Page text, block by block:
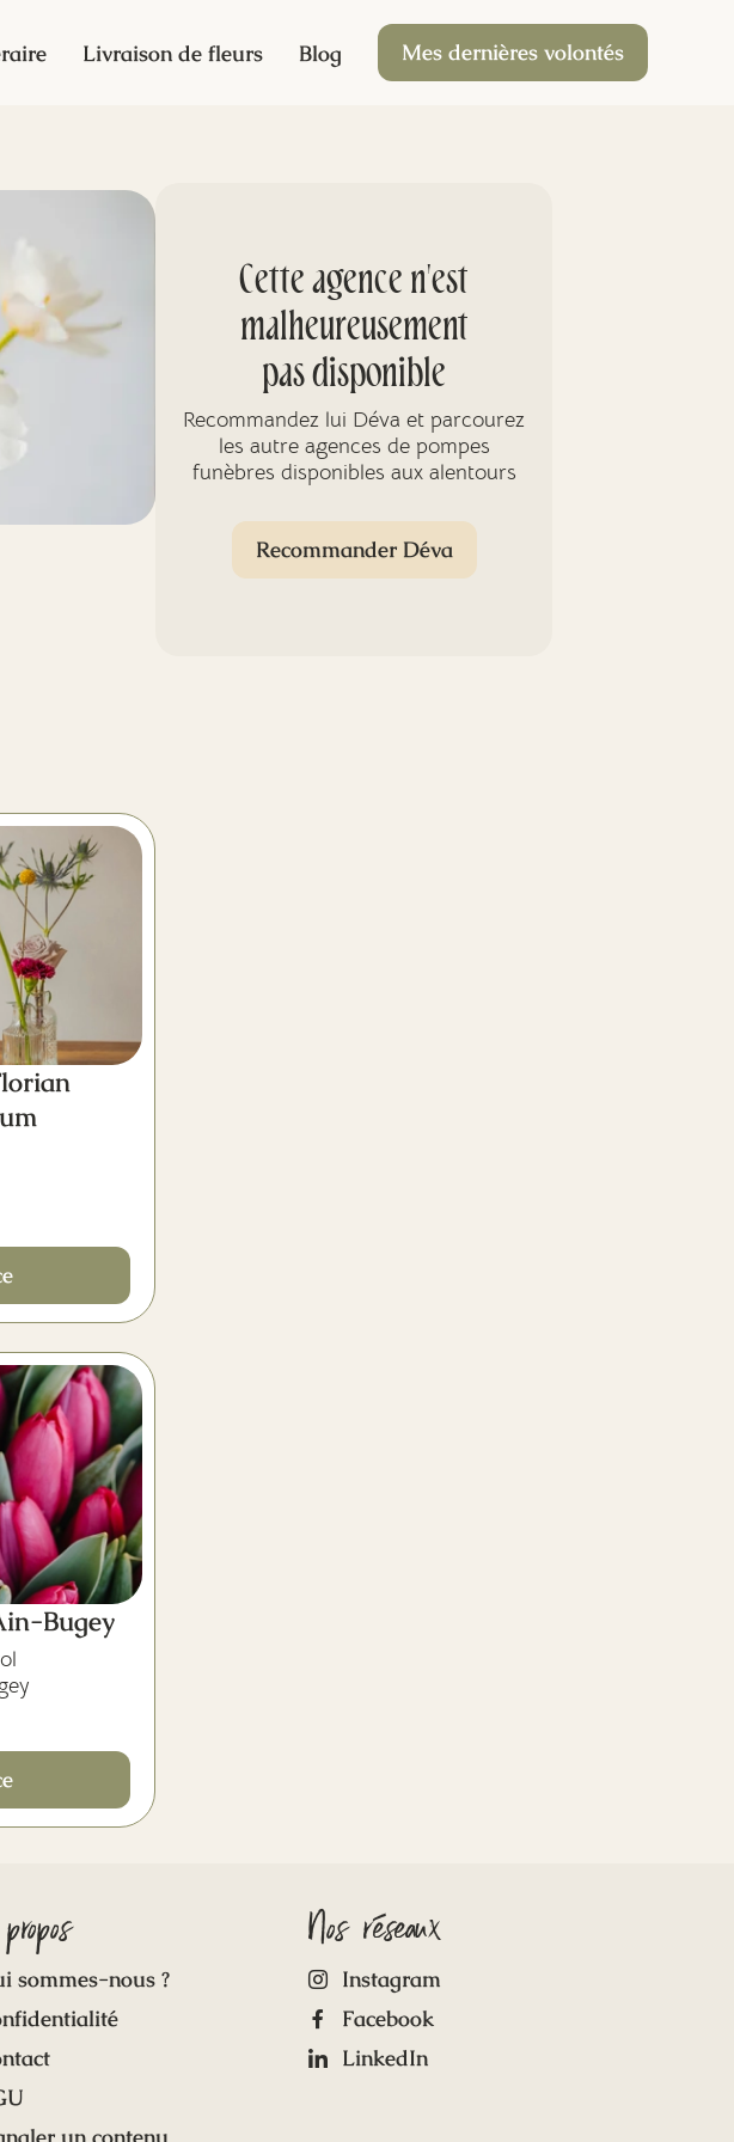
Livraison de fleurs Blog Mes dernières volontés
Bugey
Cette agence n'est
malheureusement
pas disponible
Recommandez lui Déva et parcourez
les autre agences de pompes
funèbres disponibles aux alentours
Recommander Déva
sommes-nous ?
Nos réseaux
Instagram
Facebook
LinkedIn